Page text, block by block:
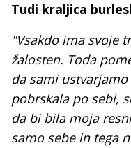
Tudi kraljica
"Vsakdo ima svoje
žalosten. Toda
da sami
pobrskala po sebi,
da bi bila moja
samo sebe in tega